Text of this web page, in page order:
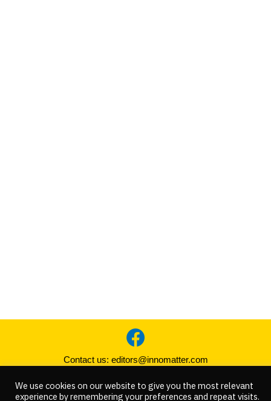
Contact us: editors@innomatter.com
COPYRIGHT © 2021 INNOMATTER. ALL RIGHT RESERVED
We use cookies on our website to give you the most relevant
experience by remembering your preferences and repeat visits.